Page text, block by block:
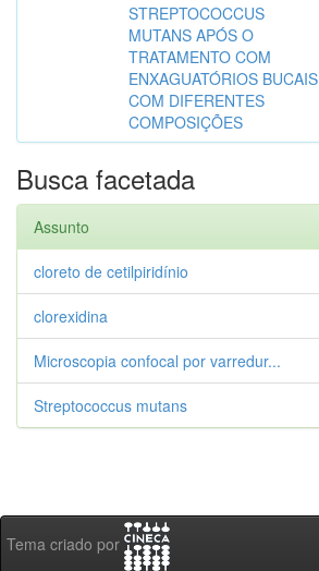
STREPTOCOCCUS
MUTANS APÓS O
TRATAMENTO COM
ENXAGUATÓRIOS BUCAIS
COM DIFERENTES
COMPOSIÇÕES
Busca facetada
Assunto
cloreto de cetilpiridínio
clorexidina
Microscopia confocal por varredur...
Streptococcus mutans
Tema criado por